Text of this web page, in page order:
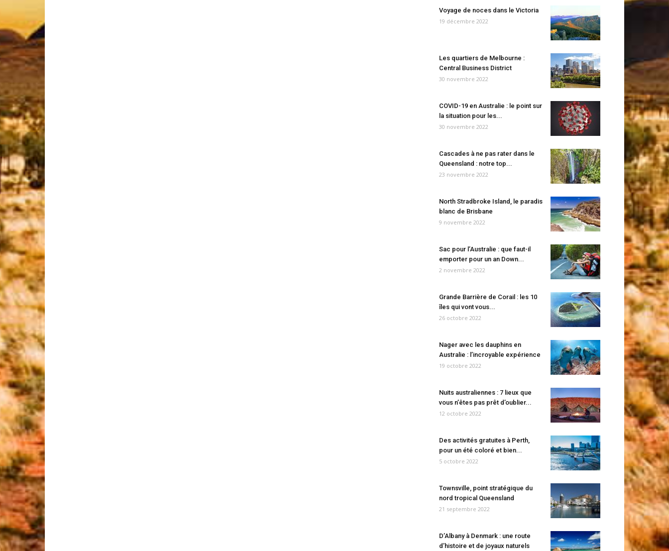
Voyage de noces dans le Victoria
19 décembre 2022
Les quartiers de Melbourne :
Central Business District
30 novembre 2022
COVID-19 en Australie : le point sur
la situation pour les...
30 novembre 2022
Cascades à ne pas rater dans le
Queensland : notre top...
23 novembre 2022
North Stradbroke Island, le paradis
blanc de Brisbane
9 novembre 2022
Sac pour l’Australie : que faut-il
emporter pour un an Down...
2 novembre 2022
Grande Barrière de Corail : les 10
îles qui vont vous...
26 octobre 2022
Nager avec les dauphins en
Australie : l’incroyable expérience
19 octobre 2022
Nuits australiennes : 7 lieux que
vous n’êtes pas prêt d’oublier...
12 octobre 2022
Des activités gratuites à Perth,
pour un été coloré et bien...
5 octobre 2022
Townsville, point stratégique du
nord tropical Queensland
21 septembre 2022
D’Albany à Denmark : une route
d’histoire et de joyaux naturels